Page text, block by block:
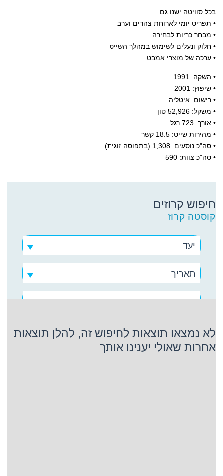
בכל סוויטה ישנו גם:
• תפריט יומי לארוחת צהרים וערב
• מבחר כריות לבחירה
• חלוק ונעלים לשימוש במהלך השייט
• ערכה של מוצרי אמבט
• השקה: 1991
• שיפוץ: 2001
• רישום: איטליה
• משקל: 52,926 טון
• אורך: 723 רגל
• מהירות שייט: 18.5 קשר
• סה"כ נוסעים: 1,308 (בתפוסה זוגית)
• סה"כ צוות: 590
חיפוש קרוזים
קוסטה קרוז
יעד
תאריך
קוסטה קרוז
לא נמצאו תוצאות לחיפוש זה, להלן תוצאות
אחרות שאולי יענינו אותך